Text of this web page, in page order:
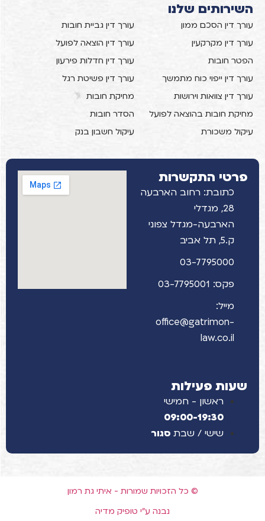
השירותים שלנו
עורך דין הסכם ממון
עורך דין גביית חובות
עורך דין מקרקעין
עורך דין הוצאה לפועל
הפטר חובות
עורך דין חדלות פירעון
עורך דין ייפוי כוח מתמשך
עורך דין פשיטת רגל
עורך דין צוואות וירושות
מחיקת חובות
מחיקת חובות בהוצאה לפועל
הסדר חובות
עיקול משכורת
עיקול חשבון בנק
פרטי התקשרות
כתובת: רחוב הארבעה
28, מגדלי
הארבעה-מגדל צפוני
ק.5, תל אביב
03-7795000
פקס: 03-7795001
מייל:
office@gatrimon-
law.co.il
שעות פעילות
ראשון - חמישי
09:00-19:30
שישי / שבת סגור
© כל הזכויות שמורות - איתי גת רמון
נבנה ע"י טופיק מדיה